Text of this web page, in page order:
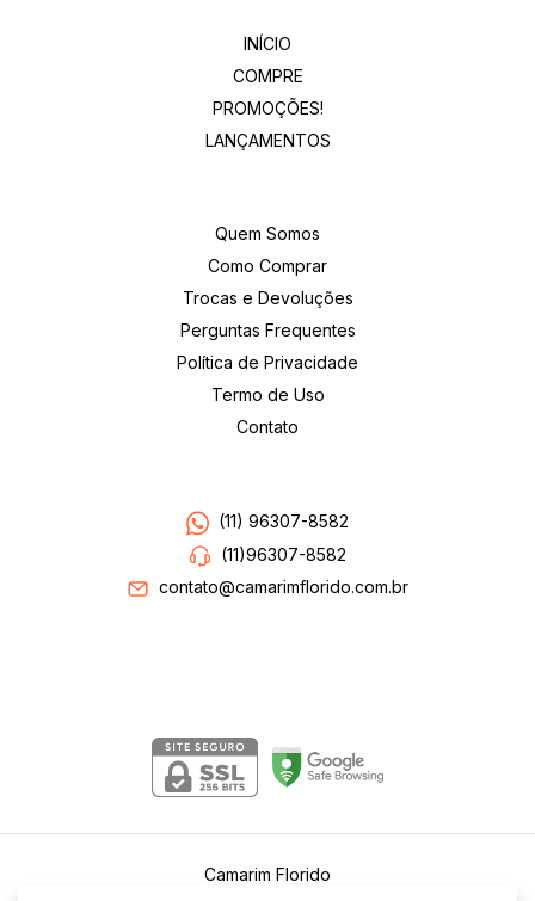
INÍCIO
COMPRE
PROMOÇÕES!
LANÇAMENTOS
Quem Somos
Como Comprar
Trocas e Devoluções
Perguntas Frequentes
Política de Privacidade
Termo de Uso
Contato
(11) 96307-8582
(11)96307-8582
contato@camarimflorido.com.br
Camarim Florido